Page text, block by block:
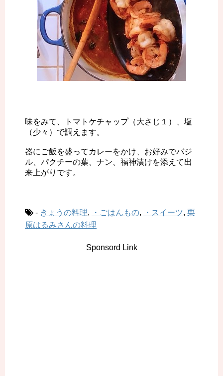
味をみて、トマトケチャップ（大さじ１）、塩
（少々）で調えます。
器にご飯を盛ってカレーをかけ、お好みでバジ
ル、パクチーの葉、ナン、福神漬けを添えて出
来上がりです。
- きょうの料理, ・ごはんもの, ・スイーツ, 栗
原はるみさんの料理
Sponsord Link